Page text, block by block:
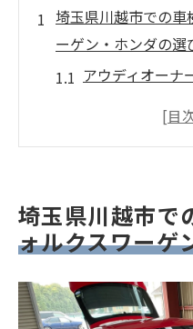
埼玉県川越市での車
ーゲン・ホンダの選
アウディオーナ
フォルクスワ
地元で信頼でき
川越市で車検を
輸入車と国産車
地元で安心できる
埼玉県川越市で
ォルクスワーゲ